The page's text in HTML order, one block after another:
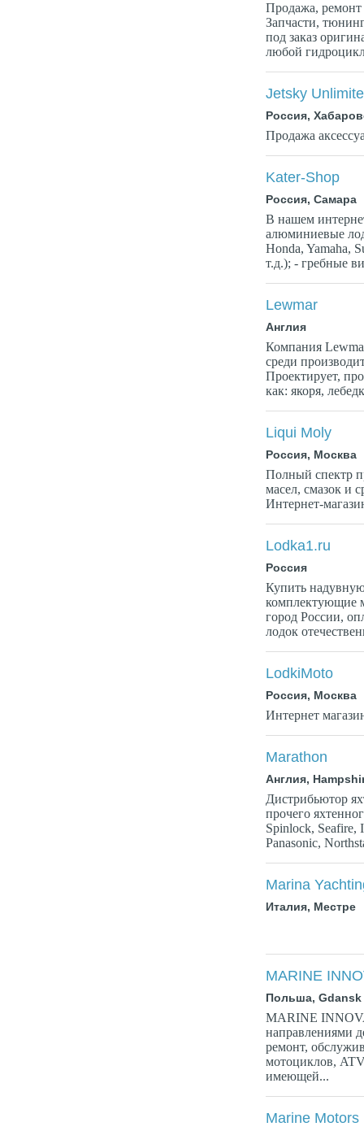
Продажа,
Запчасти,
под заказ
любой
Jetsky
Россия,
Продажа
Kater-Shop
Россия, Самара
В нашем
алюминиевые
Honda, Yamaha,
т.д.); - гребные
Lewmar
Англия
Компания
среди
Проектирует,
как: якоря,
Liqui Moly
Россия, Москва
Полный спектр
масел, смазок и
Интернет-
Lodka1.ru
Россия
Купить
комплектующие
город России,
лодок
LodkiMoto
Россия, Москва
Интернет
Marathon
Англия,
Дистрибьютор
прочего
Spinlock, Seafire,
Panasonic,
Marina
Италия, Местре
MARINE
Польша, Gdansk
MARINE
направлениями
ремонт,
мотоциклов,
имеющей...
Marine Motors